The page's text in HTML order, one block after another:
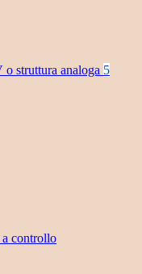
struttura analoga 5
controllo